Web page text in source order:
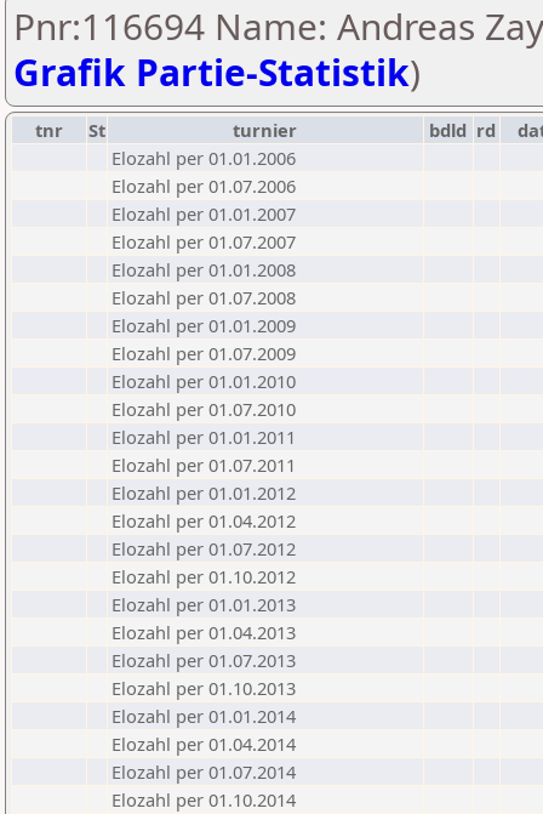
Pnr:116694 Name: Andreas
Grafik Partie-Statistik)
tnr St turnier bdld rd
Elozahl per 01.01.2006
Elozahl per 01.07.2006
Elozahl per 01.01.2007
Elozahl per 01.07.2007
Elozahl per 01.01.2008
Elozahl per 01.07.2008
Elozahl per 01.01.2009
Elozahl per 01.07.2009
Elozahl per 01.01.2010
Elozahl per 01.07.2010
Elozahl per 01.01.2011
Elozahl per 01.07.2011
Elozahl per 01.01.2012
Elozahl per 01.04.2012
Elozahl per 01.07.2012
Elozahl per 01.10.2012
Elozahl per 01.01.2013
Elozahl per 01.04.2013
Elozahl per 01.07.2013
Elozahl per 01.10.2013
Elozahl per 01.01.2014
Elozahl per 01.04.2014
Elozahl per 01.07.2014
Elozahl per 01.10.2014